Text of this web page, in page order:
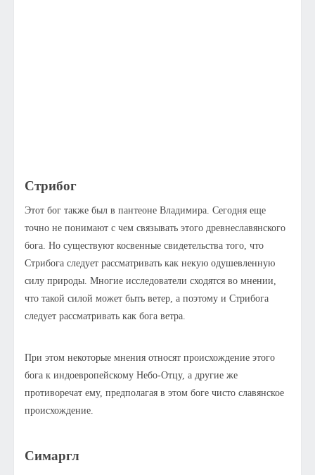
Стрибог
Этот бог также был в пантеоне Владимира. Сегодня еще
точно не понимают с чем связывать этого древнеславянского
бога. Но существуют косвенные свидетельства того, что
Стрибога следует рассматривать как некую одушевленную
силу природы. Многие исследователи сходятся во мнении,
что такой силой может быть ветер, а поэтому и Стрибога
следует рассматривать как бога ветра.
При этом некоторые мнения относят происхождение этого
бога к индоевропейскому Небо-Отцу, а другие же
противоречат ему, предполагая в этом боге чисто славянское
происхождение.
Симаргл